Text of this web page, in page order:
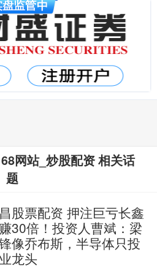
网站_炒股配资 相关话
题
股票配资 押注巨亏长鑫
30倍！投资人曹斌：梁
像乔布斯，半导体只投
龙头